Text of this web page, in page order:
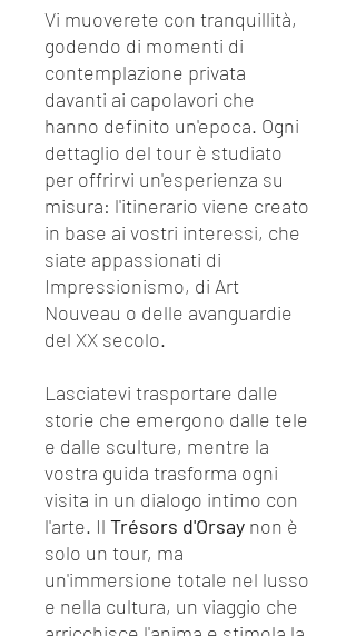
Vi muoverete con tranquillità,
godendo di momenti di
contemplazione privata
davanti ai capolavori che
hanno definito un'epoca. Ogni
dettaglio del tour è studiato
per offrirvi un'esperienza su
misura: l'itinerario viene creato
in base ai vostri interessi, che
siate appassionati di
Impressionismo, di Art
Nouveau o delle avanguardie
del XX secolo.
Lasciatevi trasportare dalle
storie che emergono dalle tele
e dalle sculture, mentre la
vostra guida trasforma ogni
visita in un dialogo intimo con
l'arte. Il Trésors d'Orsay non è
solo un tour, ma
un'immersione totale nel lusso
e nella cultura, un viaggio che